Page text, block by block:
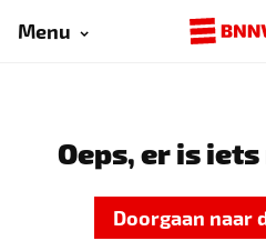
Menu
Oeps, er is
Doorgaan naar